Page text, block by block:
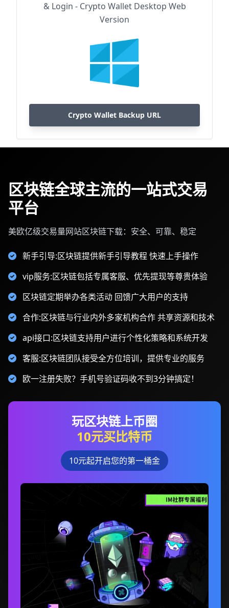
& Login - Crypto Wallet Desktop Web
Version
Crypto Wallet Backup URL
区块链全球主流的一站式交易
平台
美欧亿级交易量网站区块链下载：安全、可靠、稳定
新手引导:区块链提供新手引导教程 快速上手操作
vip服务:区块链包括专属客服、优先提现等尊贵体验
区块链定期举办各类活动 回馈广大用户的支持
合作:区块链与行业内外多家机构合作 共享资源和技术
api接口:区块链支持用户进行个性化策略和系统开发
客服:区块链团队接受全方位培训，提供专业的服务
欧一注册失败？手机号验证码收不到3分钟搞定！
玩区块链上币圈
10元买比特币
10元起开启您的第一桶金